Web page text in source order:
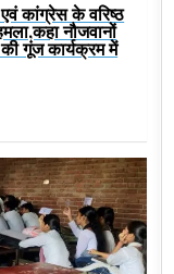
कांग्रेस के वरिष्ठ
नौजवानों
गूंज कार्यक्रम में